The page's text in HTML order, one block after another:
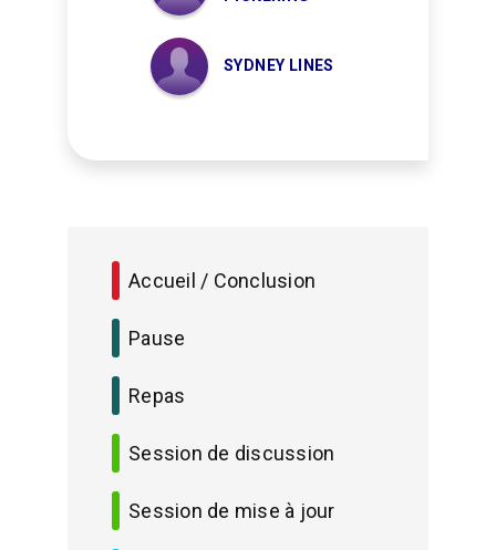
SYDNEY LINES
Accueil / Conclusion
Pause
Repas
Session de discussion
Session de mise à jour